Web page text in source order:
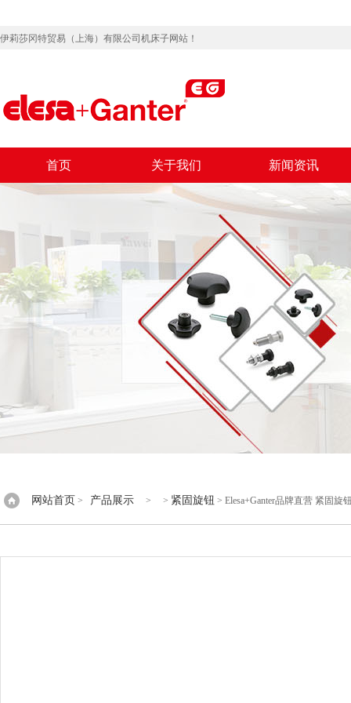
伊莉莎冈特贸易（上海）有限公司机床子网站！
首页 关于我们 新闻资讯
网站首页 > 产品展示 > > 紧固旋钮 > Elesa+Ganter品牌直营 紧固